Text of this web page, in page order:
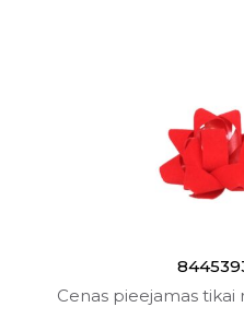
Cenas pieejamas